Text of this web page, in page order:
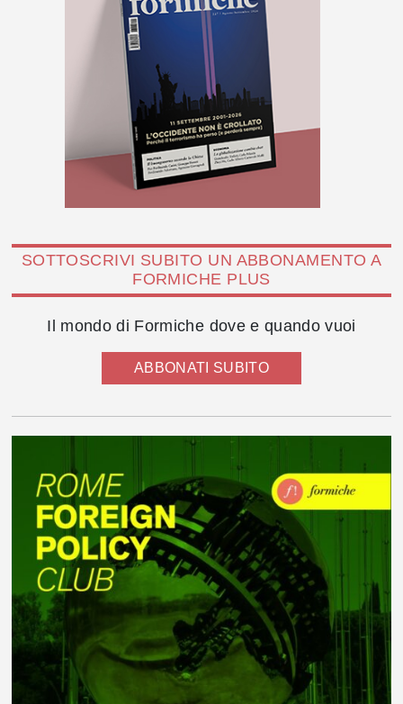
SOTTOSCRIVI SUBITO UN ABBONAMENTO A
FORMICHE PLUS
Il mondo di Formiche dove e quando vuoi
ABBONATI SUBITO